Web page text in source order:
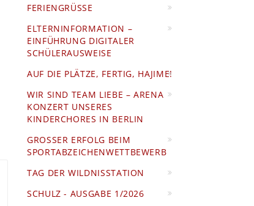
FERIENGRÜSSE
ELTERNINFORMATION –
EINFÜHRUNG DIGITALER
SCHÜLERAUSWEISE
AUF DIE PLÄTZE, FERTIG, HAJIME!
WIR SIND TEAM LIEBE – ARENA
KONZERT UNSERES
KINDERCHORES IN BERLIN
GROSSER ERFOLG BEIM S
PORTABZEICHENWETTBEWERB
TAG DER WILDNISSTATION
SCHULZ - AUSGABE 1/2026